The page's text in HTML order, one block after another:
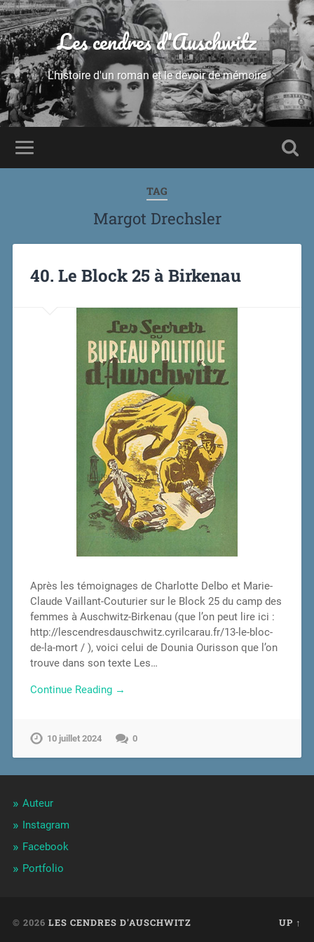
Les cendres d'Auschwitz
L'histoire d'un roman et le devoir de mémoire
TAG
Margot Drechsler
40. Le Block 25 à Birkenau
Après les témoignages de Charlotte Delbo et Marie-
Claude Vaillant-Couturier sur le Block 25 du camp des
femmes à Auschwitz-Birkenau (que l’on peut lire ici :
http://lescendresdauschwitz.cyrilcarau.fr/13-le-bloc-
de-la-mort / ), voici celui de Dounia Ourisson que l’on
trouve dans son texte Les…
Continue Reading →
10 juillet 2024 0
Auteur
Instagram
Facebook
Portfolio
© 2026 LES CENDRES D'AUSCHWITZ UP ↑